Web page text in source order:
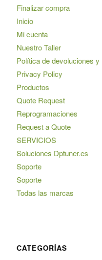
Finalizar compra
Inicio
Mi cuenta
Nuestro Taller
Política de devoluciones
Privacy Policy
Productos
Quote Request
Reprogramaciones
Request a Quote
SERVICIOS
Soluciones Dptuner.es
Soporte
Soporte
Todas las marcas
CATEGORÍAS